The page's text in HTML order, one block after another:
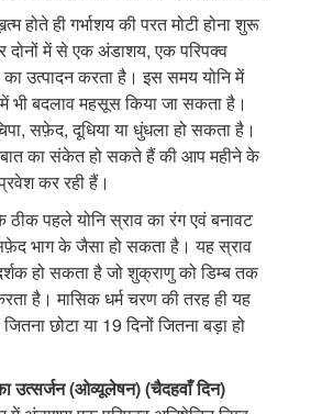
होते ही गर्भाशय की परत मोटी होना शुरू
दोनों में से एक अंडाशय, एक परिपक्व
का उत्पादन करता है। इस समय योनि में
भी बदलाव महसूस किया जा सकता है।
सफ़ेद, दूधिया या धुंधला हो सकता है।
का संकेत हो सकते हैं की आप महीने के
कर रही हैं।
ठीक पहले योनि स्राव का रंग एवं बनावट
भाग के जैसा हो सकता है। यह स्राव
हो सकता है जो शुक्राणु को डिम्ब तक
है। मासिक धर्म चरण की तरह ही यह
छोटा या 19 दिनों जितना बड़ा हो
उत्सर्जन (ओव्यूलेषन) (चैदहवाँ दिन)